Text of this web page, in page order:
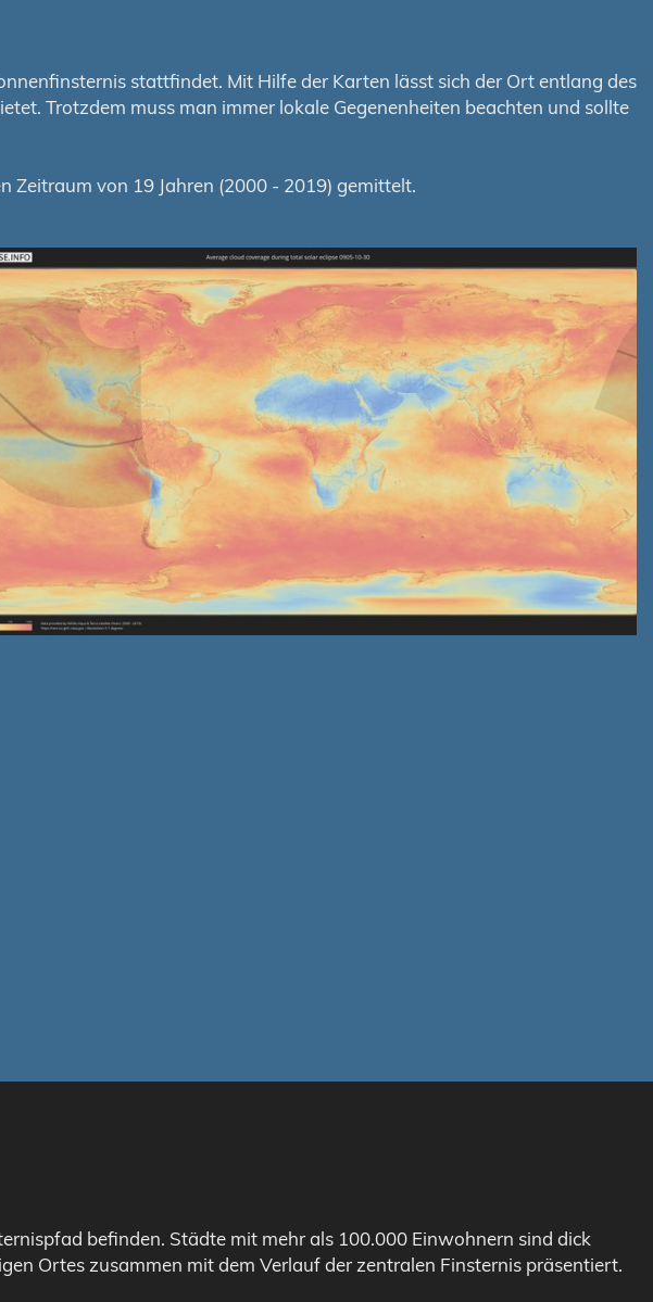
stattfindet. Mit Hilfe der Karten lässt sich der Ort entlang des
Trotzdem muss man immer lokale Gegenenheiten beachten und sollte
Zeitraum von 19 Jahren (2000 - 2019) gemittelt.
befinden. Städte mit mehr als 100.000 Einwohnern sind dick
Ortes zusammen mit dem Verlauf der zentralen Finsternis präsentiert.